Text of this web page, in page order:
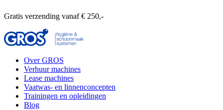
Gratis verzending vanaf € 250,-
Over GROS
Verhuur machines
Lease machines
Vaatwas- en linnenconcepten
Trainingen en opleidingen
Blog